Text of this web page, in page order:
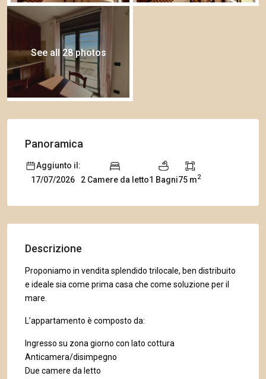
See all 28 photos
Panoramica
Aggiunto il:
17/07/2026
2 Camere da letto1 Bagni75 m2
Descrizione
Proponiamo in vendita splendido trilocale, ben distribuito
e ideale sia come prima casa che come soluzione per il
mare.
L’appartamento è composto da:
Ingresso su zona giorno con lato cottura
Anticamera/disimpegno
Due camere da letto